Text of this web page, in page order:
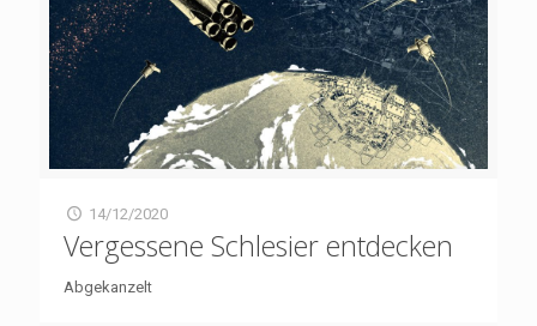
14/12/2020
Vergessene Schlesier entdecken
Abgekanzelt